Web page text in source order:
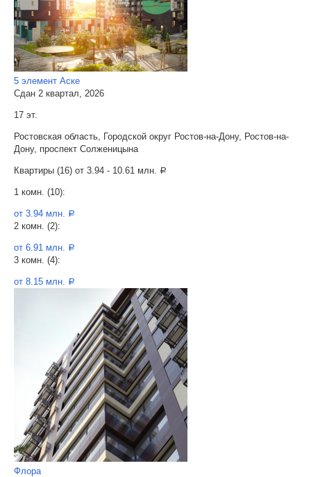
5 элемент Аске
Сдан 2 квартал, 2026
17 эт.
Ростовская область, Городской округ Ростов-на-Дону, Ростов-на-
Дону, проспект Солженицына
Квартиры (16) от 3.94 - 10.61 млн. a
1 комн. (10):
от 3.94 млн. a
2 комн. (2):
от 6.91 млн. a
3 комн. (4):
от 8.15 млн. a
Флора